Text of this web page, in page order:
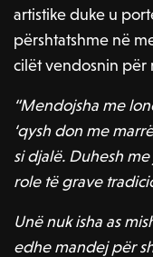
artistike duke u
përshtatshme në
cilët vendosnin për
“Mendojsha me
‘qysh don me
si djalë. Duhesh
role të grave
Unë nuk isha as
edhe mandej për